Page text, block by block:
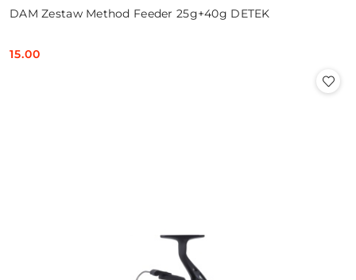
DAM Zestaw Method Feeder 25g+40g DETEK
Cena:
15.00